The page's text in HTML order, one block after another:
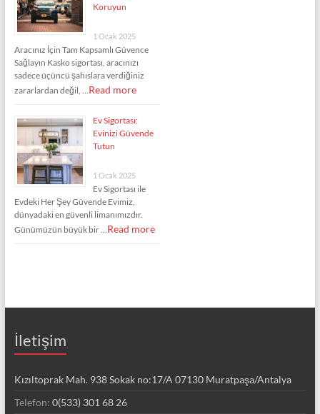
Koruyun
1 Ocak 2025
Aracınız İçin Tam Kapsamlı Güvence
Sağlayın Kasko sigortası, aracınızı
sadece üçüncü şahıslara verdiğiniz
zararlardan değil, … Read more
Ev Sigortası:
Evinizi Güvende
Tutun
1 Ocak 2025
Ev Sigortası ile
Evdeki Her Şey Güvende Evimiz,
dünyadaki en güvenli limanımızdır.
Günümüzün büyük bir … Read more
İletişim
Kızıltoprak Mah. 938 Sokak no:17/A 07130 Muratpaşa/Antalya
Telefon: 0(533) 301 68 26